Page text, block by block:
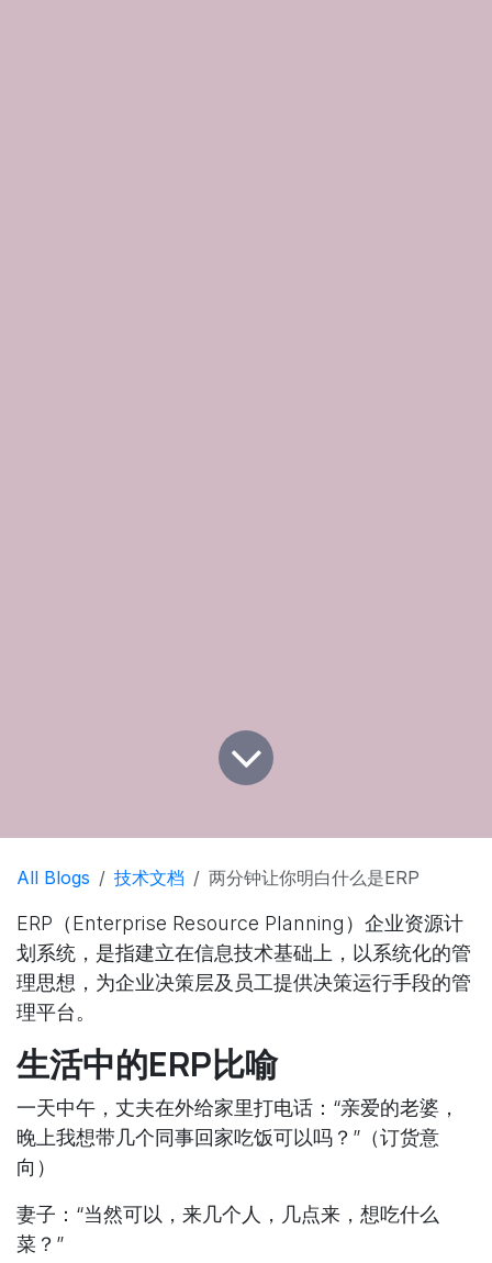
All Blogs 技术文档 两分钟让你明白什么是ERP
ERP（Enterprise Resource Planning）企业资源计
划系统，是指建立在信息技术基础上，以系统化的管
理思想，为企业决策层及员工提供决策运行手段的管
理平台。
生活中的ERP比喻
一天中午，丈夫在外给家里打电话：“亲爱的老婆，
晚上我想带几个同事回家吃饭可以吗？”（订货意
向）
妻子：“当然可以，来几个人，几点来，想吃什么
菜？”